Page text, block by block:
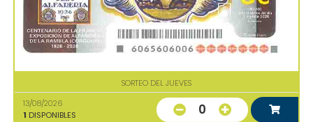
SORTEO DEL JUEVES
13/08/2026
1 DISPONIBLES 0